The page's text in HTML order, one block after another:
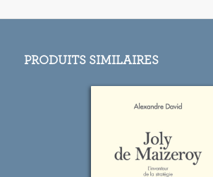
PRODUITS SIMILAIRES